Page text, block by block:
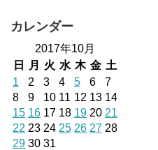
カレンダー
2017年10月
日
月 火 水 木 金 土
1
2 3 4 5 6
7
8
9 10 11 12 13 14
15 16 17 18 19 20 21
22 23 24 25 26 27 28
29 30 31